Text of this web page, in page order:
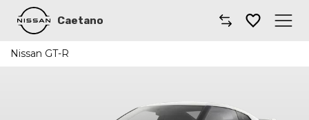
Caetano
Nissan GT-R